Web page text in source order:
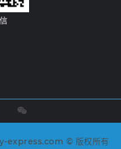
express.com © 版权所有